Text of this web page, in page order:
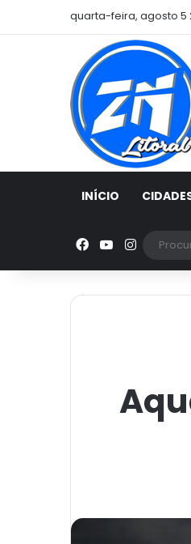
quarta-feira, agosto 5
INÍCIO
Facebook
YouTube